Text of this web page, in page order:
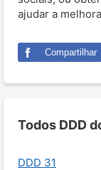
ajudar a
Compartilhar
Todos DDD
DDD 31